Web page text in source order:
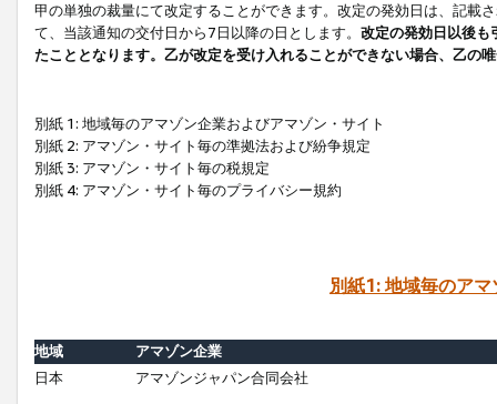
甲の単独の裁量にて改定することができます。改定の発効日は、記載
て、当該通知の交付日から7日以降の日とします。 改定の発効日以後も
たこととなります。乙が改定を受け入れることができない場合、乙の
別紙 1: 地域毎のアマゾン企業およびアマゾン・サイト
別紙 2: アマゾン・サイト毎の準拠法および紛争規定
別紙 3: アマゾン・サイト毎の税規定
別紙 4: アマゾン・サイト毎のプライバシー規約
別紙1: 地域毎のア
地域
アマゾン企業
日本
アマゾンジャパン合同会社